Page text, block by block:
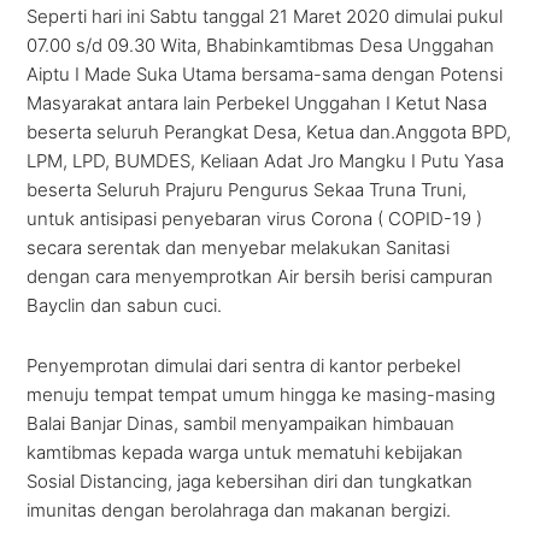
Seperti hari ini Sabtu tanggal 21 Maret 2020 dimulai pukul
07.00 s/d 09.30 Wita, Bhabinkamtibmas Desa Unggahan
Aiptu I Made Suka Utama bersama-sama dengan Potensi
Masyarakat antara lain Perbekel Unggahan I Ketut Nasa
beserta seluruh Perangkat Desa, Ketua dan.Anggota BPD,
LPM, LPD, BUMDES, Keliaan Adat Jro Mangku I Putu Yasa
beserta Seluruh Prajuru Pengurus Sekaa Truna Truni,
untuk antisipasi penyebaran virus Corona ( COPID-19 )
secara serentak dan menyebar melakukan Sanitasi
dengan cara menyemprotkan Air bersih berisi campuran
Bayclin dan sabun cuci.
Penyemprotan dimulai dari sentra di kantor perbekel
menuju tempat tempat umum hingga ke masing-masing
Balai Banjar Dinas, sambil menyampaikan himbauan
kamtibmas kepada warga untuk mematuhi kebijakan
Sosial Distancing, jaga kebersihan diri dan tungkatkan
imunitas dengan berolahraga dan makanan bergizi.